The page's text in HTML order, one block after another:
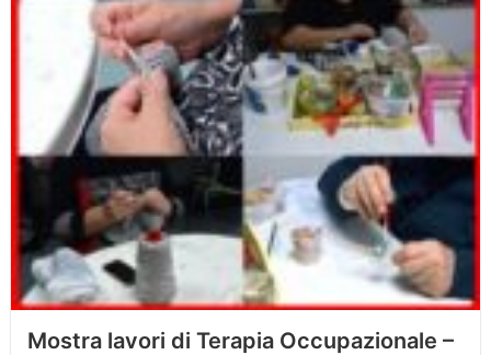
Mostra lavori di Terapia Occupazionale –